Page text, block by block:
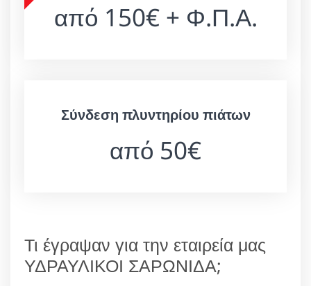
από 150€ + Φ.Π.Α.
Σύνδεση πλυντηρίου πιάτων
από 50€
Τι έγραψαν για την εταιρεία μας
ΥΔΡΑΥΛΙΚΟΙ ΣΑΡΩΝΙΔΑ;